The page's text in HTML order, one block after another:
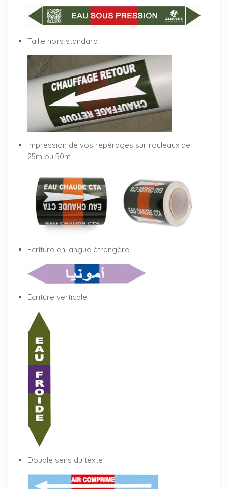
Taille hors standard
Impression de vos repérages sur rouleaux de
25m ou 50m
Ecriture en langue étrangère
Ecriture verticale
Double sens du texte